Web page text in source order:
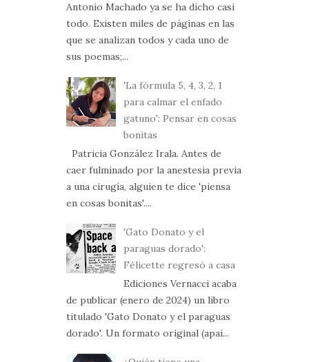
Antonio Machado ya se ha dicho casi
todo. Existen miles de páginas en las
que se analizan todos y cada uno de
sus poemas;...
'La fórmula 5, 4, 3, 2, 1
para calmar el enfado
gatuno': Pensar en cosas
bonitas
Patricia González Irala. Antes de
caer fulminado por la anestesia previa
a una cirugía, alguien te dice 'piensa
en cosas bonitas'....
'Gato Donato y el
paraguas dorado':
Félicette regresó a casa
Ediciones Vernacci acaba
de publicar (enero de 2024) un libro
titulado 'Gato Donato y el paraguas
dorado'. Un formato original (apai...